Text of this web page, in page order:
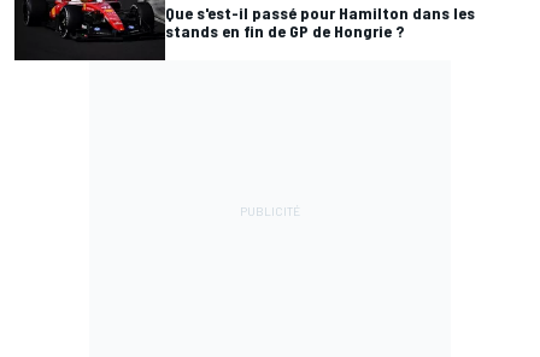
Que s'est-il passé pour Hamilton dans les
stands en fin de GP de Hongrie ?